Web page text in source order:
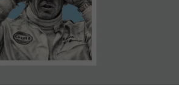
プリントはお客様のご要望に応じて特別に
に最大 14 日ほどかかります